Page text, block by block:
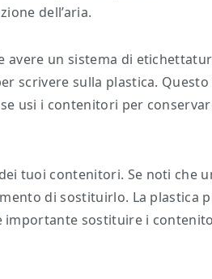
dell’aria.
avere un sistema di
scrivere sulla plastica. Questo
usi i contenitori per
tuoi contenitori. Se noti che
di sostituirlo. La plastica
importante sostituire i